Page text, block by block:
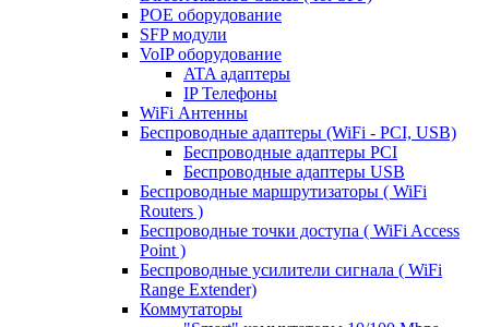
POE оборудование
SFP модули
VoIP оборудование
ATA адаптеры
IP Телефоны
WiFi Антенны
Беспроводные адаптеры (WiFi - PCI, USB)
Беспроводные адаптеры PCI
Беспроводные адаптеры USB
Беспроводные маршрутизаторы ( WiFi
Routers )
Беспроводные точки доступа ( WiFi Access
Point )
Беспроводные усилители сигнала ( WiFi
Range Extender)
Коммутаторы